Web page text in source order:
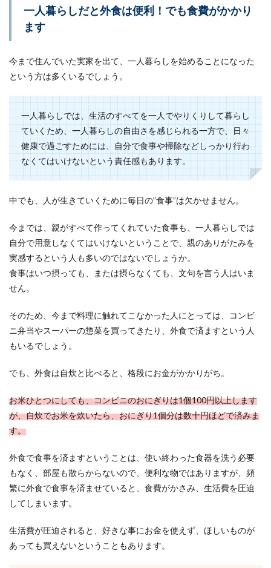
準！家の造りが重要ポイント
す。店...
鉄のフライパンがくっつく原因とその
対策と美味しい焼き方
料理の時に使うフライパン。どんなフライパンを
使っていますか？焦げたりフライパンにくっつい
たり...
母親が一人暮らしで心配！離れて暮ら
す高齢の母を見守る方法
高齢の母親が自分と離れた地域で一人暮らしをし
ードルが高いですよね。いつもパンを焼いてい
タイの入国審査が厳しい理由と気をつ
けたいポイントとは
るのでしょう...
一人暮らしだと外食は便利！でも食費がかかり
ます
今まで住んでいた実家を出て、一人暮らしを始めることになった
という方は多くいるでしょう。
一人暮らしでは、生活のすべてを一人でやりくりして暮らし
ていくため、一人暮らしの自由さを感じられる一方で、日々
健康で過ごすためには、自分で食事や掃除などしっかり行わ
なくてはいけないという責任感もあります。
中でも、人が生きていくために毎日の”食事”は欠かせません。
今までは、親がすべて作ってくれていた食事も、一人暮らしでは
自分で用意しなくてはいけないということで、親のありがたみを
実感するという人も多いのではないでしょうか。
食事はいつ摂っても、または摂らなくても、文句を言う人はいま
せん。
そのため、今まで料理に触れてこなかった人にとっては、コンビ
ニ弁当やスーパーの惣菜を買ってきたり、外食で済ますという人
もいるでしょう。
でも、外食は自炊と比べると、格段にお金がかかりがち。
お米ひとつにしても、コンビニのおにぎりは1個100円以上します
が、自炊でお米を炊いたら、おにぎり1個分は数十円ほどで済みま
す。
外食で食事を済ますということは、使い終わった食器を洗う必要
もなく、部屋も散らからないので、便利な物ではありますが、頻
繁に外食で食事を済ませていると、食費がかさみ、生活費を圧迫
してしまいます。
生活費が圧迫されると、好きな事にお金を使えず、ほしいものが
あっても買えないということもあります。